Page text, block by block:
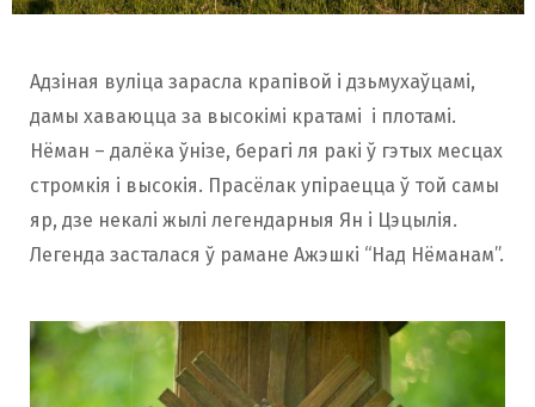
Адзіная вуліца зарасла крапівой і дзьмухаўцамі,
дамы хаваюцца за высокімі кратамі і плотамі.
Нёман – далёка ўнізе, берагі ля ракі ў гэтых месцах
стромкія і высокія. Прасёлак упіраецца ў той самы
яр, дзе некалі жылі легендарныя Ян і Цэцылія.
Легенда засталася ў рамане Ажэшкі “Над Нёманам”.